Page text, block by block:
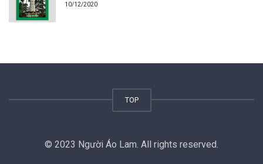
10/12/2020
TOP
© 2023 Người Áo Lam. All rights reserved.